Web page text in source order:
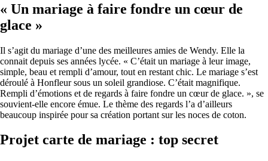
« Un mariage à faire fondre un cœur de
glace »
Il s’agit du mariage d’une des meilleures amies de Wendy. Elle la
connait depuis ses années lycée. « C’était un mariage à leur image,
simple, beau et rempli d’amour, tout en restant chic. Le mariage s’est
déroulé à Honfleur sous un soleil grandiose. C’était magnifique.
Rempli d’émotions et de regards à faire fondre un cœur de glace. », se
souvient-elle encore émue. Le thème des regards l’a d’ailleurs
beaucoup inspirée pour sa création portant sur les noces de coton.
Projet carte de mariage : top secret